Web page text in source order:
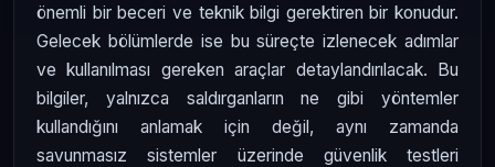
önemli bir beceri ve teknik bilgi gerektiren bir konudur.
Gelecek bölümlerde ise bu süreçte izlenecek adımlar
ve kullanılması gereken araçlar detaylandırılacak. Bu
bilgiler, yalnızca saldırganların ne gibi yöntemler
kullandığını anlamak için değil, aynı zamanda
savunmasız sistemler üzerinde güvenlik testleri